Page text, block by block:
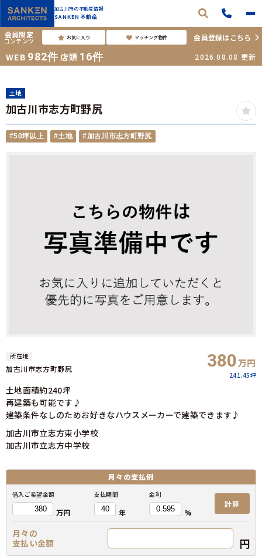
加古川市の不動産情報
SANKEN不動産
会員限定
コンテンツ お気に入り マッチング物件 会員登録はこちら
WEB 982件 店頭 16件 2026.08.08 更新
土地
加古川市志方町野尻
#50坪以上 #土地 #加古川市志方町野尻
所在地
加古川市志方町野尻 380万円
241.45坪
土地面積約240坪
再建築も可能です♪
建築条件なしのためお好きなハウスメーカーで建築できます♪
加古川市立志方東小学校
加古川市立志方中学校
月々の支払例
借入ご希望金額
万円
支払期間
年
金利
%
計算
月々の
支払い金額
円